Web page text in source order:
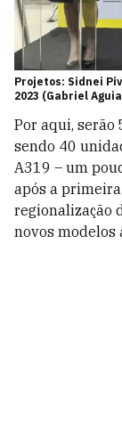
Projetos: Sidnei
2023 (Gabriel
Por aqui, serão
sendo 40
A319 – um
após a primeira
regionalização
novos modelos